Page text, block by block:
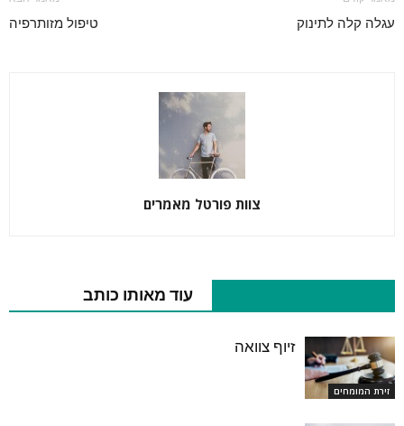
עגלה קלה לתינוק טיפול מזותרפיה
צוות פורטל מאמרים
עוד מאותו כותב
זירת המומחים
זיוף צוואה